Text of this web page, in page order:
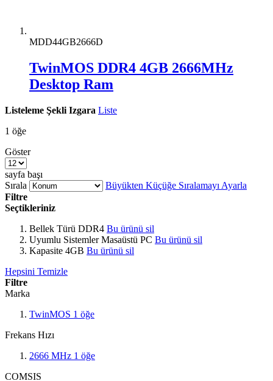
MDD44GB2666D
TwinMOS DDR4 4GB 2666MHz
Desktop Ram
Listeleme Şekli Izgara Liste
1 öğe
Göster
sayfa başı
Sırala
Büyükten Küçüğe Sıralamayı Ayarla
Filtre
Seçtikleriniz
Bellek Türü DDR4 Bu ürünü sil
Uyumlu Sistemler Masaüstü PC Bu ürünü sil
Kapasite 4GB Bu ürünü sil
Hepsini Temizle
Filtre
Marka
TwinMOS 1 öğe
Frekans Hızı
2666 MHz 1 öğe
COMSIS